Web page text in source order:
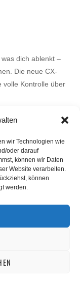
wir Technologien wie
oder darauf
können wir Daten
Website verarbeiten.
können
werden.
dich ablenkt –
Die neue CX-
volle Kontrolle über